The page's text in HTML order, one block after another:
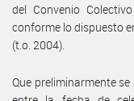
del Convenio
conforme lo dispuesto
(t.o. 2004).
Que preliminarmente